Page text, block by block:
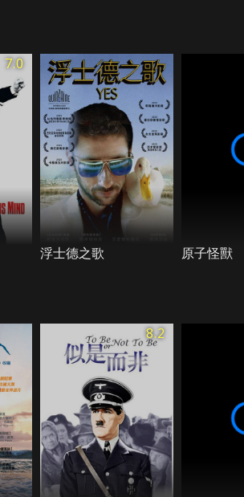
彈在蘇聯境內爆炸的話，「末日
啟動且無法關閉，地球上沒有人能
7.0
浮士德之歌 原子怪獸
8.2